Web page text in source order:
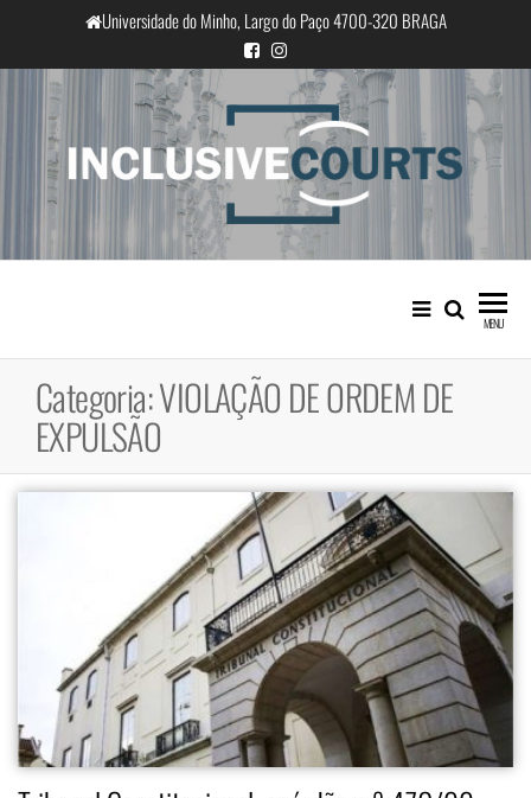
o
conteúdo
Universidade do Minho, Largo do Paço 4700-320 BRAGA
InclusiveCourts
Igualdade e diferença cultural na
prática judicial portuguesa
MENU
Categoria:VIOLAÇÃO DE ORDEM DE
EXPULSÃO